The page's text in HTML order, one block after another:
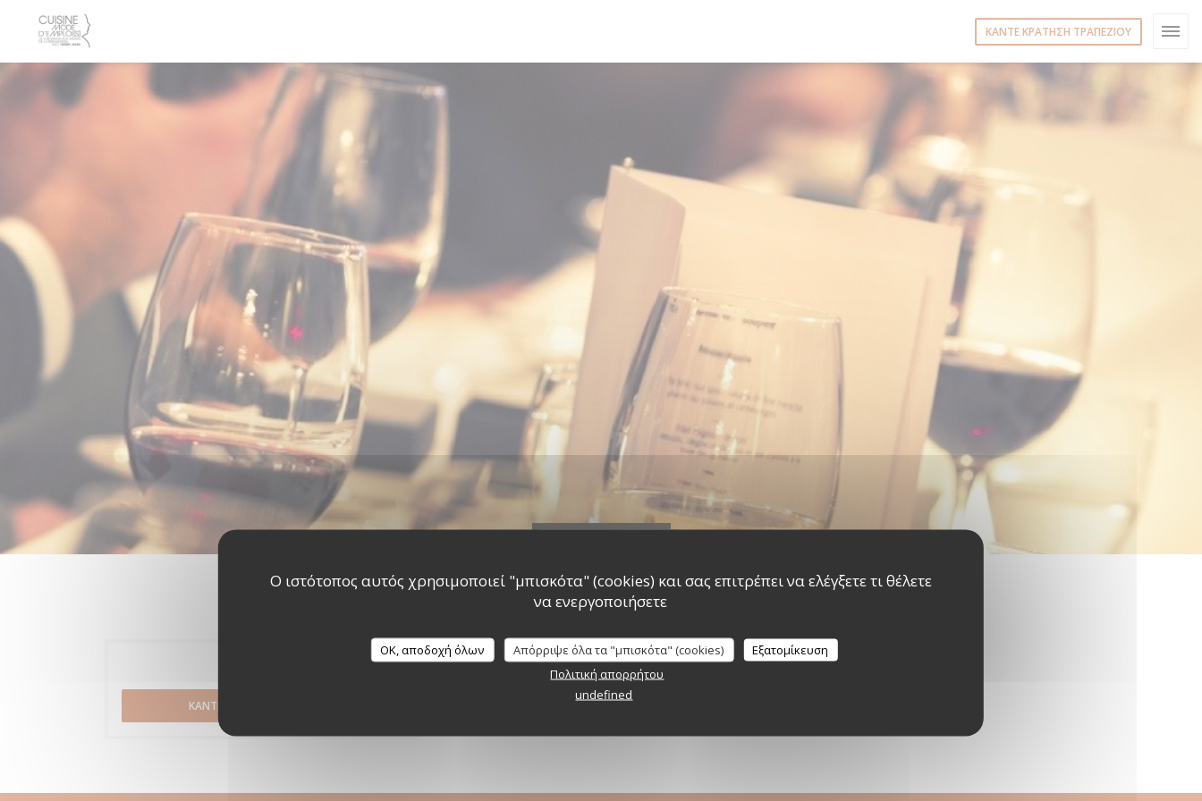
Ο ιστότοπος αυτός χρησιμοποιεί "μπισκότα" (cookies) και σας επιτρέπει να ελέγξετε τι θέλετε
να ενεργοποιήσετε
OK, αποδοχή όλων Απόρριψε όλα τα "μπισκότα" (cookies)
Εξατομίκευση
Πολιτική απορρήτου
undefined
ΚΆΝΤΕ ΚΡΆΤΗΣΗ ΤΡΑΠΕΖΙΟΎ
ΚΆΝΤΕ ΚΡΆΤΗΣΗ ΤΡΑΠΕΖΙΟΎ